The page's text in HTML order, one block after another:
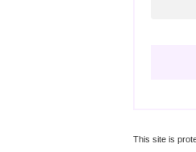
This site is